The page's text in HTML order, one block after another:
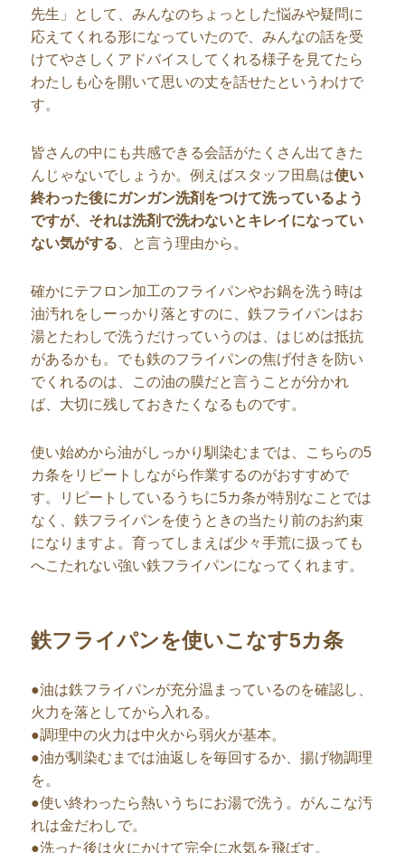
先生」として、みんなのちょっとした悩みや疑問に
応えてくれる形になっていたので、みんなの話を受
けてやさしくアドバイスしてくれる様子を見てたら
わたしも心を開いて思いの丈を話せたというわけで
す。
皆さんの中にも共感できる会話がたくさん出てきた
んじゃないでしょうか。例えばスタッフ田島は使い
終わった後にガンガン洗剤をつけて洗っているよう
ですが、それは洗剤で洗わないとキレイになってい
ない気がする 、と言う理由から。
確かにテフロン加工のフライパンやお鍋を洗う時は
油汚れをしーっかり落とすのに、鉄フライパンはお
湯とたわしで洗うだけっていうのは、はじめは抵抗
があるかも。でも鉄のフライパンの焦げ付きを防い
でくれるのは、この油の膜だと言うことが分かれ
ば、大切に残しておきたくなるものです。
使い始めから油がしっかり馴染むまでは、こちらの5
カ条をリピートしながら作業するのがおすすめで
す。リピートしているうちに5カ条が特別なことでは
なく、鉄フライパンを使うときの当たり前のお約束
になりますよ。育ってしまえば少々手荒に扱っても
へこたれない強い鉄フライパンになってくれます。
鉄フライパンを使いこなす5カ条
●油は鉄フライパンが充分温まっているのを確認し、
火力を落としてから入れる。
●調理中の火力は中火から弱火が基本。
●油が馴染むまでは油返しを毎回するか、揚げ物調理
を。
●使い終わったら熱いうちにお湯で洗う。がんこな汚
れは金だわしで。
●洗った後は火にかけて完全に水気を飛ばす。